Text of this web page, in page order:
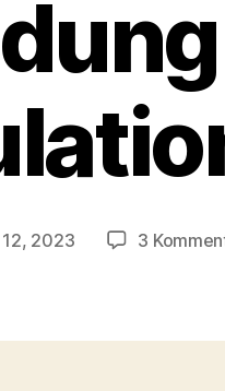
2023 3